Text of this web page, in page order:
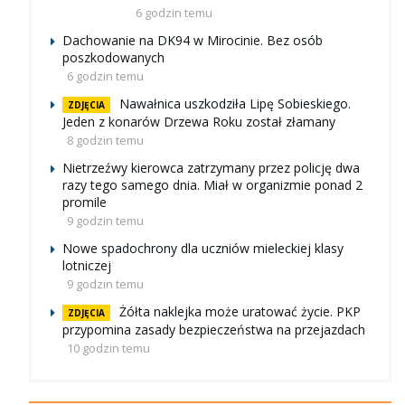
6 godzin temu
Dachowanie na DK94 w Mirocinie. Bez osób
poszkodowanych
6 godzin temu
ZDJĘCIA
Nawałnica uszkodziła Lipę Sobieskiego.
Jeden z konarów Drzewa Roku został złamany
8 godzin temu
Nietrzeźwy kierowca zatrzymany przez policję dwa
razy tego samego dnia. Miał w organizmie ponad 2
promile
9 godzin temu
Nowe spadochrony dla uczniów mieleckiej klasy
lotniczej
9 godzin temu
ZDJĘCIA
Żółta naklejka może uratować życie. PKP
przypomina zasady bezpieczeństwa na przejazdach
10 godzin temu